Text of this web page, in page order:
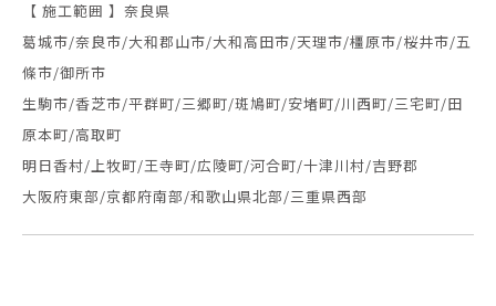
【 施工範囲 】奈良県
葛城市/奈良市/大和郡山市/大和高田市/天理市/橿原市/桜井市/五
條市/御所市
生駒市/香芝市/平群町/三郷町/斑鳩町/安堵町/川西町/三宅町/田
原本町/高取町
明日香村/上牧町/王寺町/広陵町/河合町/十津川村/吉野郡
大阪府東部/京都府南部/和歌山県北部/三重県西部